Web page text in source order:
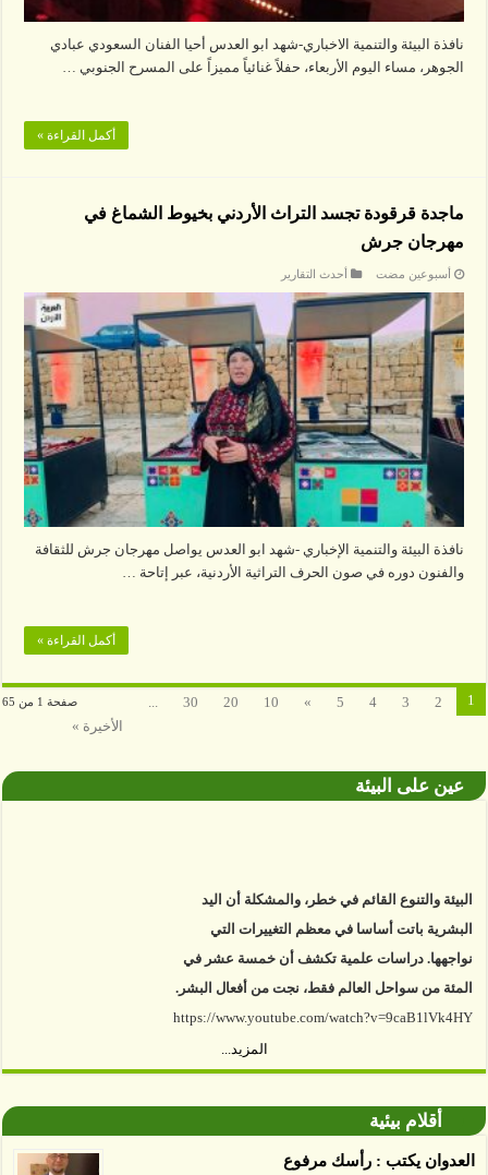
نافذة البيئة والتنمية الاخباري-شهد ابو العدس أحيا الفنان السعودي عبادي
الجوهر، مساء اليوم الأربعاء، حفلاً غنائياً مميزاً على المسرح الجنوبي …
أكمل القراءة »
ماجدة قرقودة تجسد التراث الأردني بخيوط الشماغ في
مهرجان جرش
‏أسبوعين مضت أحدث التقارير
نافذة البيئة والتنمية الإخباري -شهد ابو العدس يواصل مهرجان جرش للثقافة
والفنون دوره في صون الحرف التراثية الأردنية، عبر إتاحة …
أكمل القراءة »
صفحة 1 من 65 1
2
3
4
5
»
10
20
30
الأخيرة »
عين على البيئة
البشرية باتت أساسا في معظم التغييرات التي
نواجهها. دراسات علمية تكشف أن خمسة عشر في
المئة من سواحل العالم فقط، نجت من أفعال البشر.
https://www.youtube.com/watch?v=9caB1lVk4HY
توصل العلماء إلى أن غابات زيت النخيل التي تم
اعتمادها على أنها مستدامة تدمرت بشكل أسرع من
الغطاء عن أي ادعاءات تقول بأن الزيت يمكن ألا
يسبب الدمار. وكشفت الدراسة فقدان المناطق
المزيد...
أقلام بيئية
العدوان يكتب : رأسك مرفوع